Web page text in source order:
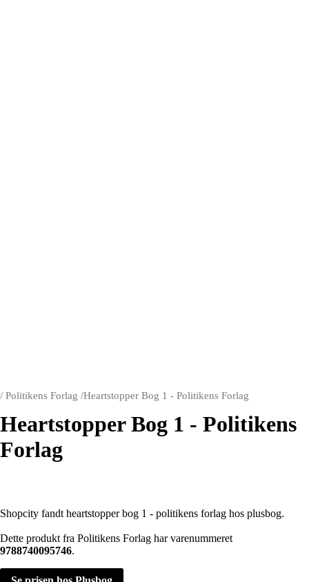
/ Politikens Forlag /Heartstopper Bog 1 - Politikens Forlag
Heartstopper Bog 1 - Politikens
Forlag
Shopcity fandt heartstopper bog 1 - politikens forlag hos plusbog.
Dette produkt fra Politikens Forlag har varenummeret
9788740095746.